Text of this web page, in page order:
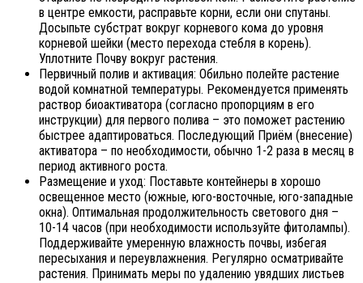
в центре емкости, расправьте корни, если они спутаны.
Досыпьте субстрат вокруг корневого кома до уровня
корневой шейки (место перехода стебля в корень).
Уплотните Почву вокруг растения.
Первичный полив и активация: Обильно полейте растение
водой комнатной температуры. Рекомендуется применять
раствор биоактиватора (согласно пропорциям в его
инструкции) для первого полива – это поможет растению
быстрее адаптироваться. Последующий Приём (внесение)
активатора – по необходимости, обычно 1-2 раза в месяц в
период активного роста.
Размещение и уход: Поставьте контейнеры в хорошо
освещенное место (южные, юго-восточные, юго-западные
окна). Оптимальная продолжительность светового дня –
10-14 часов (при необходимости используйте фитолампы).
Поддерживайте умеренную влажность почвы, избегая
пересыхания и переувлажнения. Регулярно осматривайте
растения. Принимать меры по удалению увядших листьев